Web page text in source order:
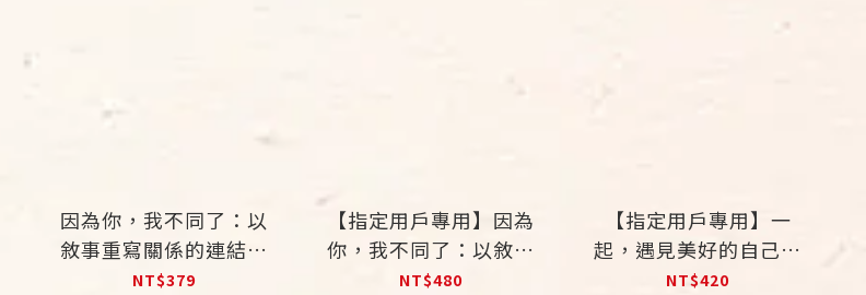
因為你，我不同了：以
敘事重寫關係的連結與
生命的盼望
NT$379
【指定用戶專用】因為
你，我不同了：以敘事
重寫關係的連結與生命
NT$480
【指定用戶專用】一
起，遇見美好的自己：
敘事治療親子實踐篇
NT$420